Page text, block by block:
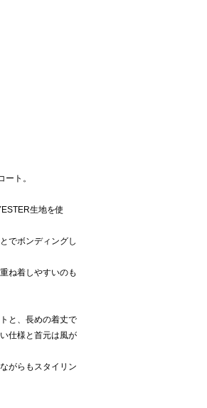
ト。
生地を使
でボンディングし
ね着しやすいのも
と、長めの着丈で
仕様と首元は風が
がらもスタイリン